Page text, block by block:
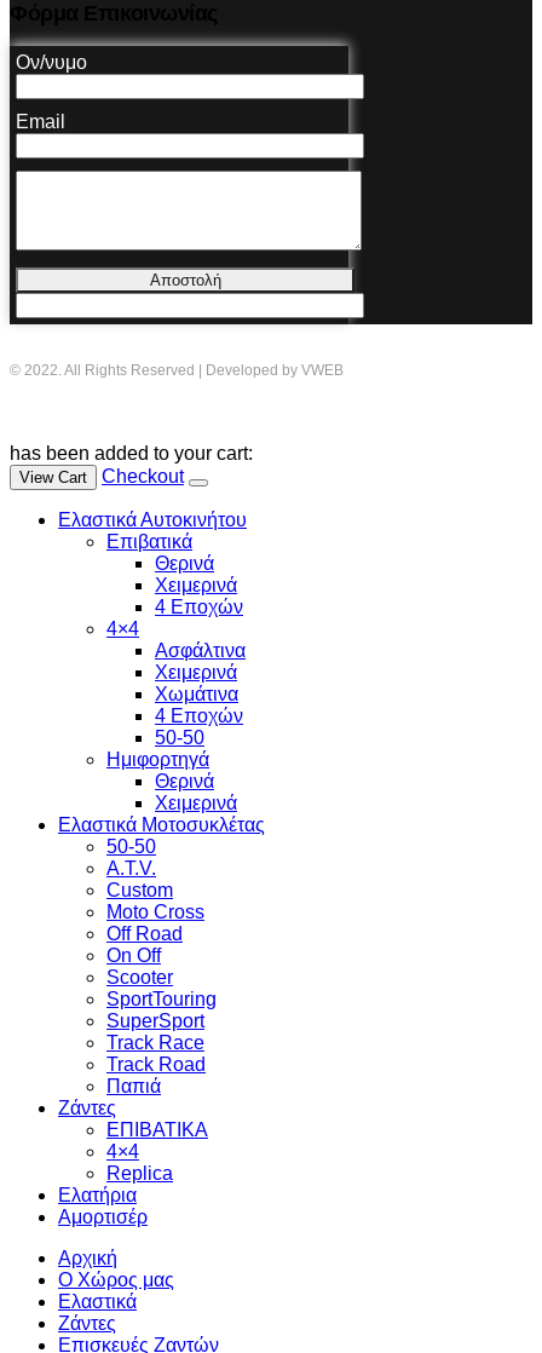
Ον/νυμο
Email
Αποστολή
© 2022. All Rights Reserved | Developed by VWEB
has been added to your cart:
View Cart Checkout
Ελαστικά Αυτοκινήτου
Επιβατικά
Θερινά
Χειμερινά
4 Εποχών
4×4
Ασφάλτινα
Χειμερινά
Χωμάτινα
4 Εποχών
50-50
Ημιφορτηγά
Θερινά
Χειμερινά
Ελαστικά Μοτοσυκλέτας
50-50
A.T.V.
Custom
Moto Cross
Off Road
On Off
Scooter
SportTouring
SuperSport
Track Race
Track Road
Παπιά
Ζάντες
ΕΠΙΒΑΤΙΚΑ
4×4
Replica
Ελατήρια
Αμορτισέρ
Αρχική
Ο Χώρος μας
Ελαστικά
Ζάντες
Επισκευές Ζαντών